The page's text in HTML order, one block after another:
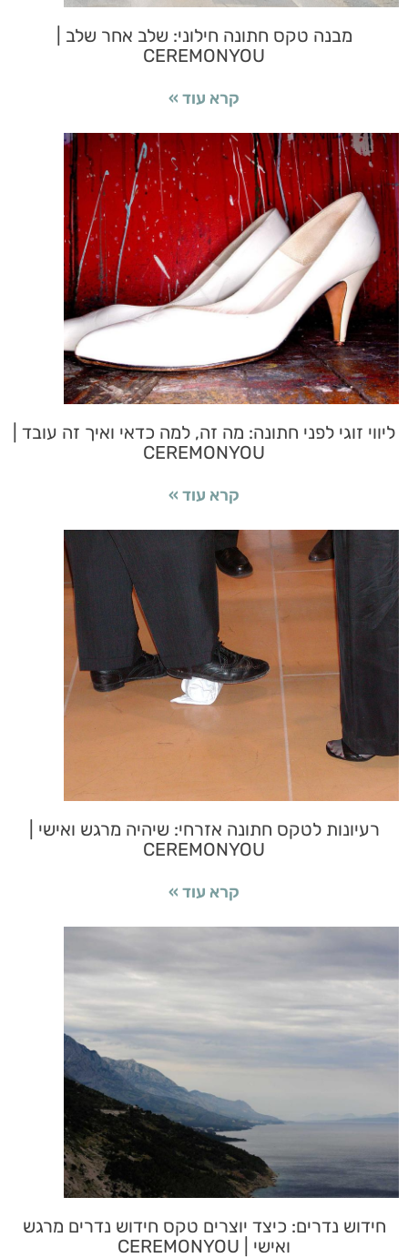
מבנה טקס חתונה חילוני: שלב אחר שלב |
CEREMONYOU
קרא עוד »
ליווי זוגי לפני חתונה: מה זה, למה כדאי ואיך זה עובד |
CEREMONYOU
קרא עוד »
רעיונות לטקס חתונה אזרחי: שיהיה מרגש ואישי |
CEREMONYOU
קרא עוד »
חידוש נדרים: כיצד יוצרים טקס חידוש נדרים מרגש
ואישי | CEREMONYOU